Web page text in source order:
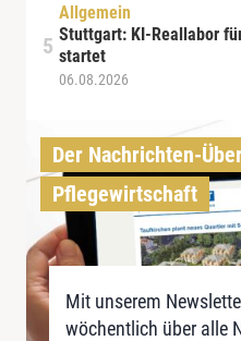
Allgemein
Stuttgart: KI-Reallabor
startet
06.08.2026
Der Nachrichten-
Pflegewirtschaft
Mit unserem
wöchentlich über alle